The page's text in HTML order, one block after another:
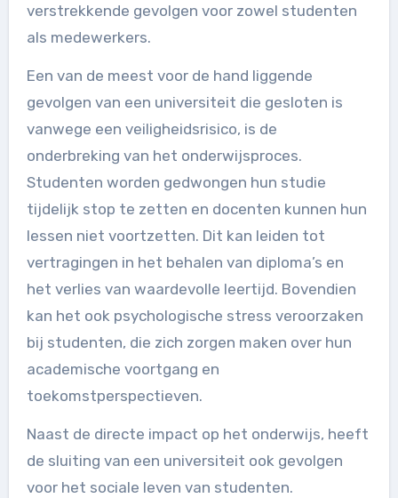
verstrekkende gevolgen voor zowel studenten
als medewerkers.
Een van de meest voor de hand liggende
gevolgen van een universiteit die gesloten is
vanwege een veiligheidsrisico, is de
onderbreking van het onderwijsproces.
Studenten worden gedwongen hun studie
tijdelijk stop te zetten en docenten kunnen hun
lessen niet voortzetten. Dit kan leiden tot
vertragingen in het behalen van diploma’s en
het verlies van waardevolle leertijd. Bovendien
kan het ook psychologische stress veroorzaken
bij studenten, die zich zorgen maken over hun
academische voortgang en
toekomstperspectieven.
Naast de directe impact op het onderwijs, heeft
de sluiting van een universiteit ook gevolgen
voor het sociale leven van studenten.